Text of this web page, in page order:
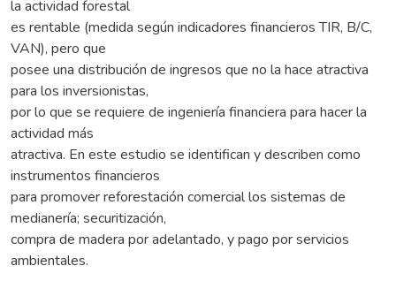
la actividad forestal
es rentable (medida según indicadores financieros TIR, B/C,
VAN), pero que
posee una distribución de ingresos que no la hace atractiva
para los inversionistas,
por lo que se requiere de ingeniería financiera para hacer la
actividad más
atractiva. En este estudio se identifican y describen como
instrumentos financieros
para promover reforestación comercial los sistemas de
medianería; securitización,
compra de madera por adelantado, y pago por servicios
ambientales.